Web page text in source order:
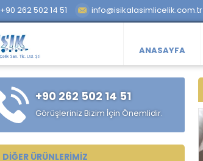
+90 262 502 14 51 info@isikalasimlicelik.com.tr
ANASAYFA
+90 262 502 14 51
Görüşleriniz Bizim İçin Önemlidir.
DIĞER ÜRÜNLERIMIZ